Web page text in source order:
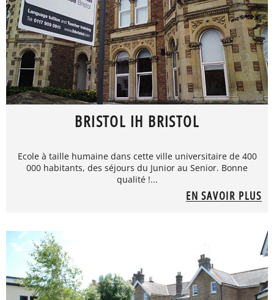
BRISTOL IH BRISTOL
Ecole à taille humaine dans cette ville universitaire de 400
000 habitants, des séjours du Junior au Senior. Bonne
qualité !...
EN SAVOIR PLUS